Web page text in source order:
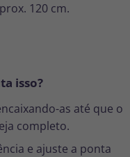
120 cm.
isso?
as até que o
completo.
e ajuste a ponta